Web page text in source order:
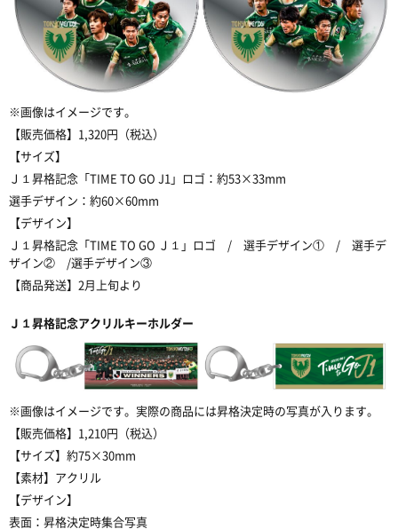
※画像はイメージです。
【販売価格】 1,320円（税込）
【サイズ】
Ｊ１昇格記念「TIME TO GO J1 」ロゴ：約53×33mm
選手デザイン：約60×60mm
【デザイン】
Ｊ１昇格記念「TIME TO GO Ｊ１ 」ロゴ / 選手デザイン① / 選手デ
ザイン② /選手デザイン③
【商品発送】 2月上旬より
Ｊ１昇格記念アクリルキーホルダー
※画像はイメージです。実際の商品には昇格決定時の写真が入ります。
【販売価格】 1,210円（税込）
【サイズ】約75×30mm
【素材】アクリル
【デザイン】
表面：昇格決定時集合写真